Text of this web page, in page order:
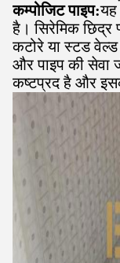
कम्पोजिट पाइप:यह
है। सिरेमिक छिद्र
कटोरे या स्टड
और पाइप की सेवा
कष्टप्रद है और